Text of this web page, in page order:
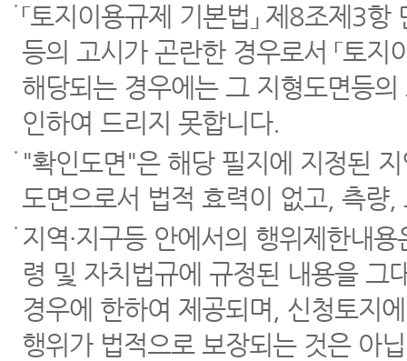
「토지이용규제 기본법」 제8조제3
등의 고시가 곤란한 경우로서 「토
해당되는 경우에는 그 지형도면등
인하여 드리지 못합니다.
"확인도면"은 해당 필지에 지정된
도면으로서 법적 효력이 없고, 측량
지역·지구등 안에서의 행위제한내
령 및 자치법규에 규정된 내용을 그
경우에 한하여 제공되며, 신청토지
행위가 법적으로 보장되는 것은 아